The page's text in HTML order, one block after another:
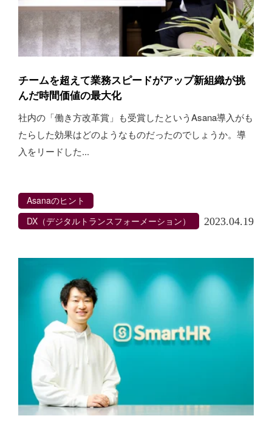
チームを超えて業務スピードがアップ新組織が挑
んだ時間価値の最大化
社内の「働き方改革賞」も受賞したというAsana導入がも
たらした効果はどのようなものだったのでしょうか。導
入をリードした...
Asanaのヒント
DX（デジタルトランスフォーメーション）
2023.04.19